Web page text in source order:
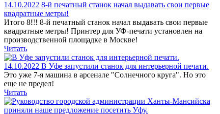
14.10.2022 8-й печатный станок начал выдавать свои первые
квадратные метры!
Итого 8!!! 8-й печатный станок начал выдавать свои первые
квадратные метры! Принтер для УФ-печати установлен на
производственной площадке в Москве!
Читать
14.10.2022 В Уфе запустили станок для интерьерной печати.
Это уже 7-я машина в арсенале "Солнечного круга". Но это
еще не предел!
Читать